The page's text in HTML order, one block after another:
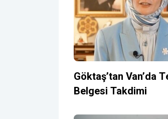
Göktaş’tan Van’da
Belgesi Takdimi